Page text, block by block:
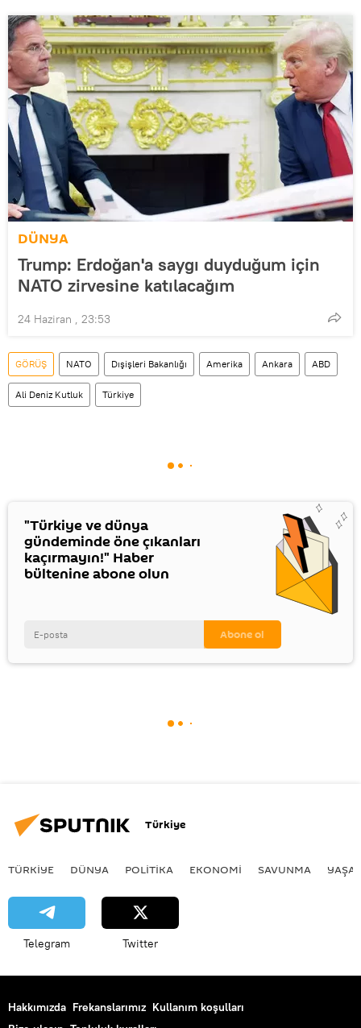
DÜNYA
Trump: Erdoğan'a saygı duyduğum için
NATO zirvesine katılacağım
24 Haziran , 23:53
GÖRÜŞ NATO Dışişleri Bakanlığı Amerika Ankara ABD
Ali Deniz Kutluk Türkiye
"Türkiye ve dünya
gündeminde öne çıkanları
kaçırmayın!" Haber
bültenine abone olun
Türkiye
TÜRKIYE DÜNYA POLİTİKA EKONOMİ SAVUNMA
Telegram Twitter
Hakkımızda Frekanslarımız Kullanım koşulları